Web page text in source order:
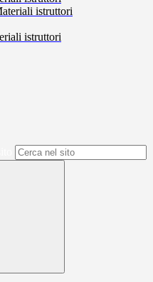
istruttori
istruttori